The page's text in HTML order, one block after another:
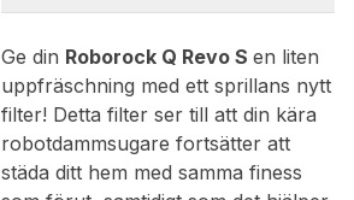
Ge din Roborock Q Revo S en liten
uppfräschning med ett sprillans nytt
filter! Detta filter ser till att din kära
robotdammsugare fortsätter att
städa ditt hem med samma finess